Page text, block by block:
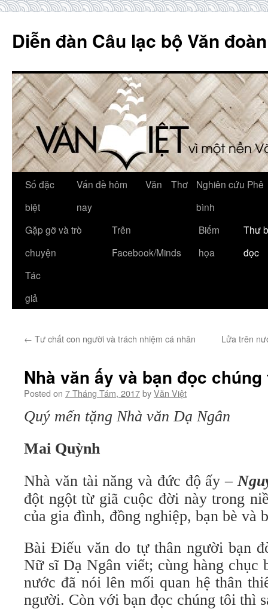
content
Diễn đàn Câu lạc bộ Văn
Số đặc
biệt
Vấn đề hôm
nay
Văn Thơ
Nghiên cứu Phê
bình
Gặp gỡ và trò
chuyện
Trên
Facebook/Minds
Biếm
họa
Thư
đọc
Tác
giả
← Tư chất con người và trách nhiệm cá nhân Lửa trên
Nhà văn ấy và bạn đọc chúng
Posted on 7 Tháng Tám, 2017byVăn Việt
Quý mến tặng Nhà văn Dạ Ngân
Mai Quỳnh
Nhà văn tài năng và đức độ ấy –
đột ngột từ giã cuộc đời này trong
của gia đình, đồng nghiệp, bạn bè và
Bài Điếu văn do tự thân người bạn
Nữ sĩ Dạ Ngân viết; cùng hàng chục
nước đã nói lên mối quan hệ thân
người. Còn với bạn đọc chúng tôi thì